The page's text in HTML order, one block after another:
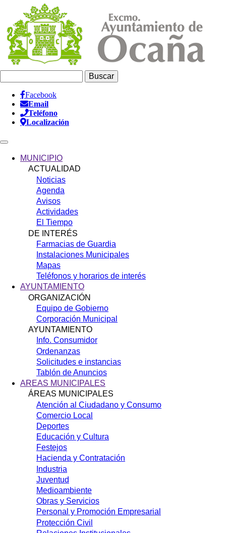
contenido
principal
Información
Header
Facebook
Email
Teléfono
Localización
navigationMUNICIPIO
ACTUALIDAD
Noticias
Agenda
Avisos
Actividades
El Tiempo
DE INTERÉS
Farmacias de Guardia
Instalaciones Municipales
Mapas
Teléfonos y horarios de interés
AYUNTAMIENTO
ORGANIZACIÓN
Equipo de Gobierno
Corporación Municipal
AYUNTAMIENTO
Info. Consumidor
Ordenanzas
Solicitudes e instancias
Tablón de Anuncios
AREAS MUNICIPALES
ÁREAS MUNICIPALES
Atención al Ciudadano y Consumo
Comercio Local
Deportes
Educación y Cultura
Festejos
Hacienda y Contratación
Industria
Juventud
Medioambiente
Obras y Servicios
Personal y Promoción Empresarial
Protección Civil